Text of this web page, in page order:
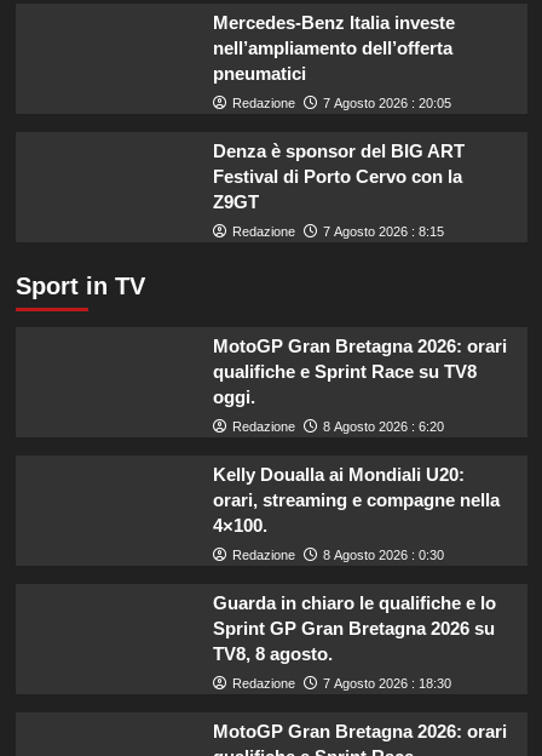
Mercedes-Benz Italia investe
nell’ampliamento dell’offerta
pneumatici
Redazione 7 Agosto 2026 : 20:05
Denza è sponsor del BIG ART
Festival di Porto Cervo con la
Z9GT
Redazione 7 Agosto 2026 : 8:15
Sport in TV
MotoGP Gran Bretagna 2026: orari
qualifiche e Sprint Race su TV8
oggi.
Redazione 8 Agosto 2026 : 6:20
Kelly Doualla ai Mondiali U20:
orari, streaming e compagne nella
4×100.
Redazione 8 Agosto 2026 : 0:30
Guarda in chiaro le qualifiche e lo
Sprint GP Gran Bretagna 2026 su
TV8, 8 agosto.
Redazione 7 Agosto 2026 : 18:30
MotoGP Gran Bretagna 2026: orari